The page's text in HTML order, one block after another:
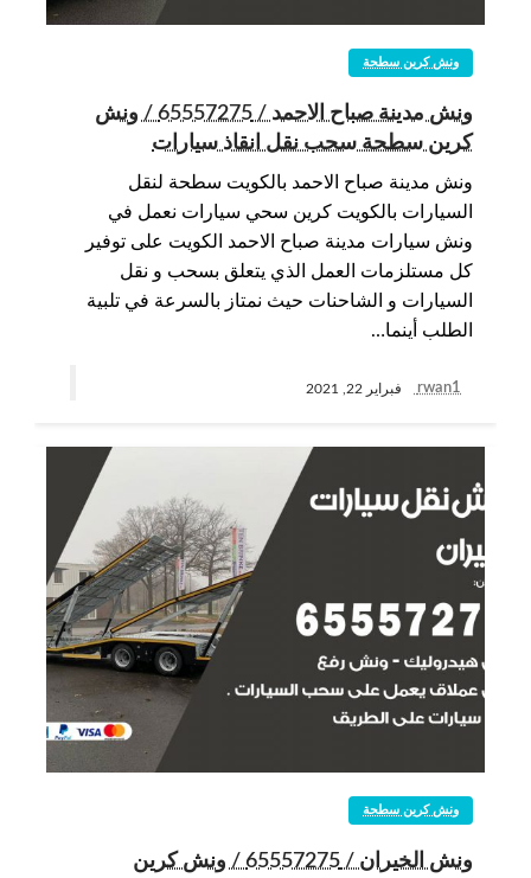
ونش كرين سطحة
ونش مدينة صباح الاحمد / 65557275 / ونش
كرين سطحة سحب نقل انقاذ سيارات
ونش مدينة صباح الاحمد بالكويت سطحة لنقل
السيارات بالكويت كرين سحي سيارات نعمل في
ونش سيارات مدينة صباح الاحمد الكويت على توفير
كل مستلزمات العمل الذي يتعلق بسحب و نقل
السيارات و الشاحنات حيث نمتاز بالسرعة في تلبية
الطلب أينما…
rwan1 فبراير 22, 2021
ونش كرين سطحة
ونش الخيران / 65557275 / ونش كرين